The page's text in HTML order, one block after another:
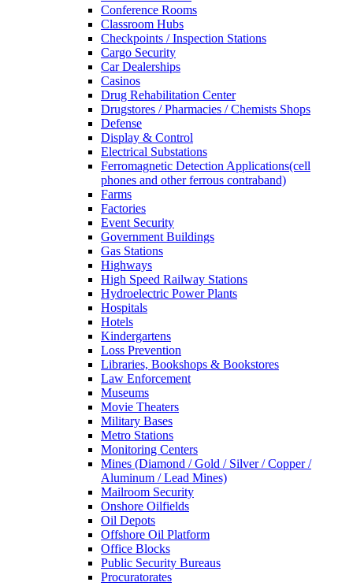
Conference Rooms
Classroom Hubs
Checkpoints / Inspection Stations
Cargo Security
Car Dealerships
Casinos
Drug Rehabilitation Center
Drugstores / Pharmacies / Chemists Shops
Defense
Display & Control
Electrical Substations
Ferromagnetic Detection Applications(cell
phones and other ferrous contraband)
Farms
Factories
Event Security
Government Buildings
Gas Stations
Highways
High Speed Railway Stations
Hydroelectric Power Plants
Hospitals
Hotels
Kindergartens
Loss Prevention
Libraries, Bookshops & Bookstores
Law Enforcement
Museums
Movie Theaters
Military Bases
Metro Stations
Monitoring Centers
Mines (Diamond / Gold / Silver / Copper /
Aluminum / Lead Mines)
Mailroom Security
Onshore Oilfields
Oil Depots
Offshore Oil Platform
Office Blocks
Public Security Bureaus
Procuratorates